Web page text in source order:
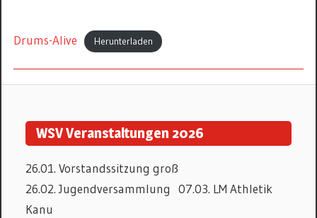
Drums-Alive Herunterladen
WSV Veranstaltungen 2026
26.01. Vorstandssitzung groß
26.02. Jugendversammlung 07.03. LM Athletik
Kanu